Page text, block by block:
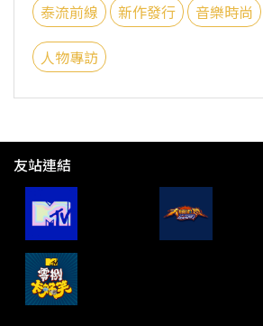
泰流前線 新作發行 音樂時尚
人物專訪
友站連結